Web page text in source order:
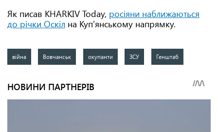
Як писав KHARKIV Today, росіяни наближаються
до річки Оскіл на Куп'янському напрямку.
війна Вовчанськ окупанти ЗСУ Генштаб